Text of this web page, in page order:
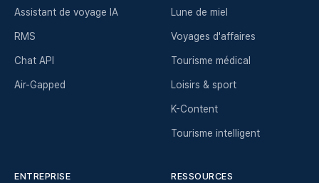
Assistant de voyage IA
RMS
Chat API
Air-Gapped
Lune de miel
Voyages d'affaires
Tourisme médical
Loisirs & sport
K-Content
Tourisme intelligent
ENTREPRISE RESSOURCES